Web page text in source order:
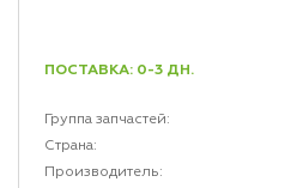
ПОСТАВКА: 0-3 ДН.
Группа запчастей:
Страна:
Производитель: